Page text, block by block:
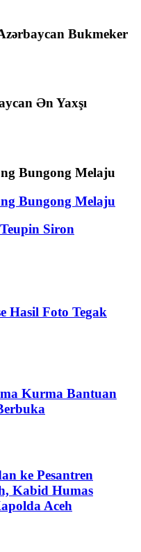
Bukmeker
Ən Yaxşı
Bungong Melaju
Bungong Melaju
Siron
Hasil Foto Tegak
Kurma Bantuan
ke Pesantren
Kabid Humas
Aceh